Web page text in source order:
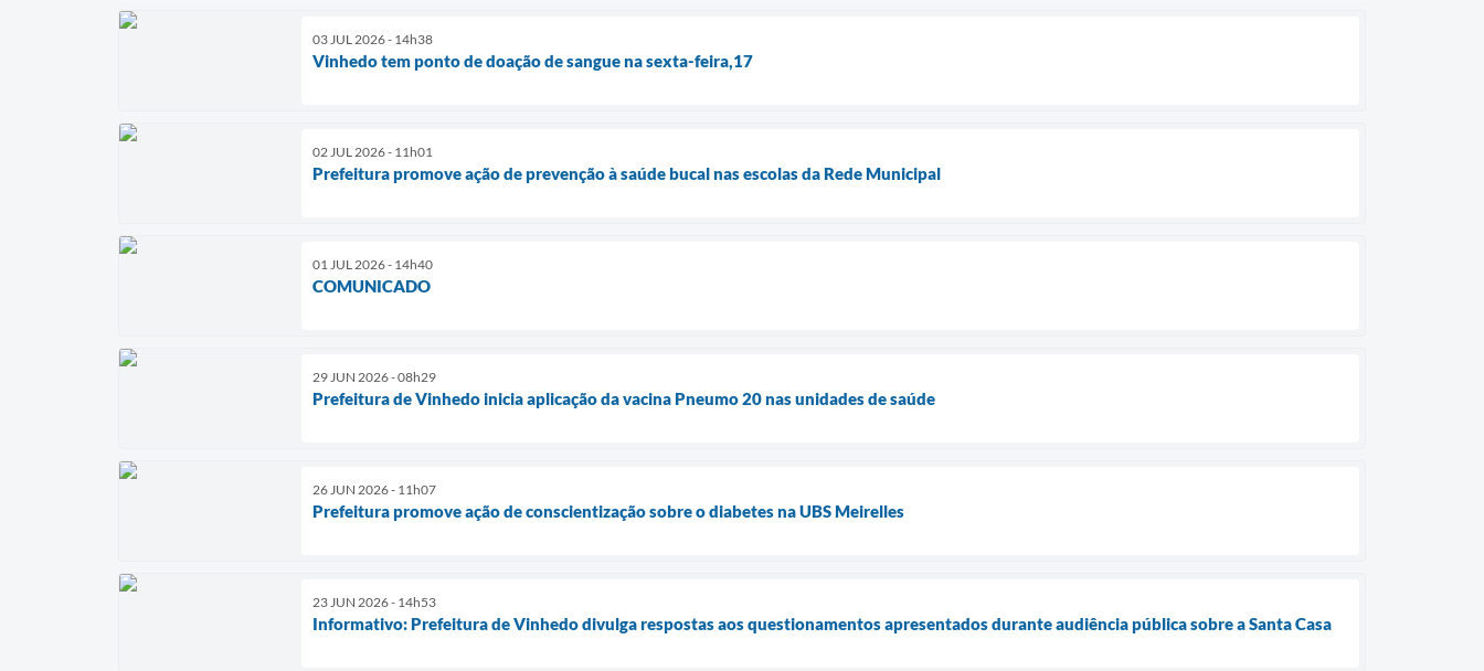
03 JUL 2026 - 14h38
Vinhedo tem ponto de doação de sangue na sexta-feira,17
02 JUL 2026 - 11h01
Prefeitura promove ação de prevenção à saúde bucal nas escolas da Rede Municipal
01 JUL 2026 - 14h40
COMUNICADO
29 JUN 2026 - 08h29
Prefeitura de Vinhedo inicia aplicação da vacina Pneumo 20 nas unidades de saúde
26 JUN 2026 - 11h07
Prefeitura promove ação de conscientização sobre o diabetes na UBS Meirelles
23 JUN 2026 - 14h53
Informativo: Prefeitura de Vinhedo divulga respostas aos questionamentos apresentados durante audiência pública sobre a Santa Casa